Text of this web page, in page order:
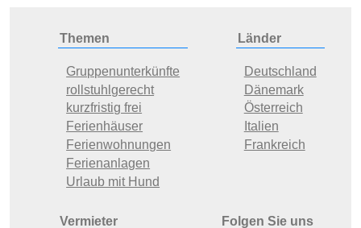
Themen
Gruppenunterkünfte
rollstuhlgerecht
kurzfristig frei
Ferienhäuser
Ferienwohnungen
Ferienanlagen
Urlaub mit Hund
Länder
Deutschland
Dänemark
Österreich
Italien
Frankreich
Vermieter Folgen Sie uns